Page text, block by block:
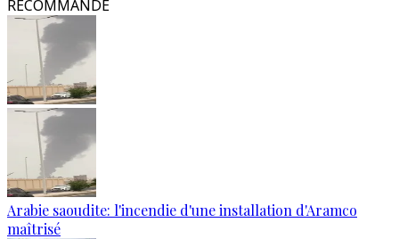
RECOMMANDÉ
Arabie saoudite: l'incendie d'une installation d'Aramco
maîtrisé